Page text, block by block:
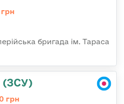
бригада ім. Тараса
(ЗСУ)
грн